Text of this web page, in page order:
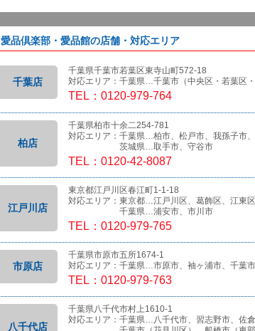
愛品倶楽部・愛品館の店舗・対応エリア
千葉店
千葉県千葉市若葉区東寺山町572-18
対応エリア：千葉県…千葉市（中央区・若葉区
TEL：0120-979-764
柏店
千葉県柏市十余二254-781
対応エリア：千葉県…柏市、松戸市、我孫子市
茨城県…取手市、守谷市
TEL：0120-42-8087
江戸川店
東京都江戸川区春江町1-1-18
対応エリア：東京都…江戸川区、葛飾区、江東
千葉県…浦安市、市川市
TEL：0120-979-765
市原店
千葉県市原市五所1674-1
対応エリア：千葉県…市原市、袖ヶ浦市、千葉市
TEL：0120-979-763
八千代店
千葉県八千代市村上1610-1
対応エリア：千葉県…八千代市、習志野市、佐